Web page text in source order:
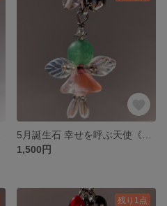
1,500円
残り1点